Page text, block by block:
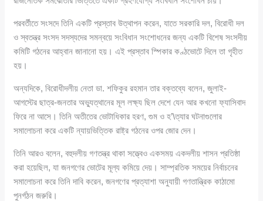
পরবর্তীতে সংসদে তিনি একটি প্রস্তাব উত্থাপন করেন, যাতে সরকারি দল, বিরোধী দল
ও স্বতন্ত্র সংসদ সদস্যদের সমন্বয়ে সংবিধান সংশোধনের জন্য একটি বিশেষ সংসদীয়
কমিটি গঠনের আহ্বান জানানো হয়। এই প্রস্তাব স্পিকার কণ্ঠভোটে দিলে তা গৃহীত
হয়।
অন্যদিকে, বিরোধীদলীয় নেতা ডা. শফিকুর রহমান তার বক্তব্যে বলেন, জুলাই-
আগস্টের ছাত্র-জনতার অভ্যুত্থানের মূল লক্ষ্য ছিল দেশে যেন আর কখনো ফ্যাসিবাদ
ফিরে না আসে। তিনি অতীতের ভোটাধিকার হরণ, গুম ও হ’\ত্যার ঘটনাগুলোর
সমালোচনা করে একটি ন্যায়ভিত্তিক রাষ্ট্র গঠনের ওপর জোর দেন।
তিনি আরও বলেন, বহুদলীয় গণতন্ত্র থাকা সত্ত্বেও একসময় একদলীয় শাসন প্রতিষ্ঠা
করা হয়েছিল, যা জনগণের ভোটের মূল্য কমিয়ে দেয়। সাম্প্রতিক সময়ের নির্বাচনের
সমালোচনা করে তিনি দাবি করেন, জনগণের প্রত্যাশা অনুযায়ী গণতান্ত্রিক কাঠামো
পুনর্গঠন জরুরি।